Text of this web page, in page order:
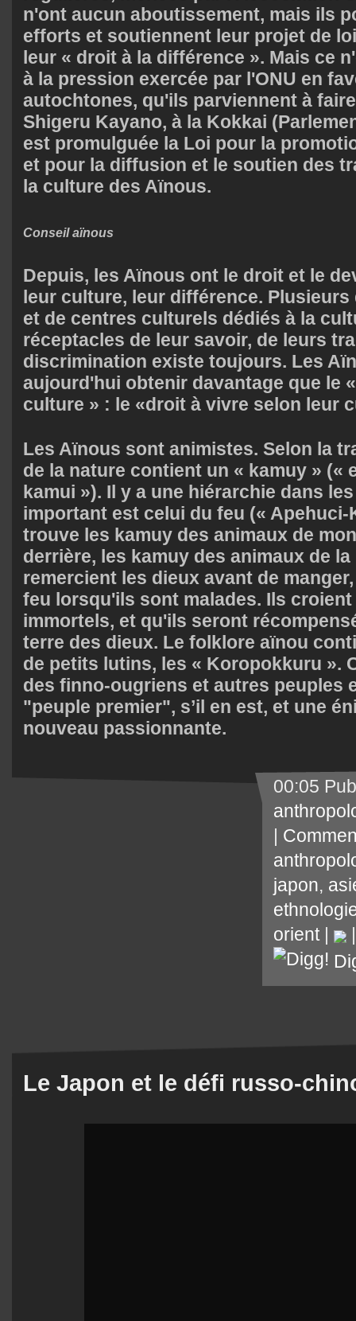
n'ont aucun aboutissement, mais ils
efforts et soutiennent leur projet de
leur « droit à la différence ». Mais ce
à la pression exercée par l'ONU en
autochtones, qu'ils parviennent à
Shigeru Kayano, à la Kokkai
est promulguée la Loi pour la
et pour la diffusion et le soutien des
la culture des Aïnous.
Conseil aïnous
Depuis, les Aïnous ont le droit et le
leur culture, leur différence.
et de centres culturels dédiés à la
réceptacles de leur savoir, de leurs
discrimination existe toujours. Les
aujourd'hui obtenir davantage que le
culture » : le «droit à vivre selon leur
Les Aïnous sont animistes. Selon la
de la nature contient un « kamuy » («
kamui »). Il y a une hiérarchie dans
important est celui du feu (« Apehuci-
trouve les kamuy des animaux de
derrière, les kamuy des animaux de
remercient les dieux avant de
feu lorsqu'ils sont malades. Ils
immortels, et qu'ils seront
terre des dieux. Le folklore aïnou
de petits lutins, les « Koropokkuru ».
des finno-ougriens et autres peuples
"peuple premier", s’il en est, et une
nouveau passionnante.
00:05
japon,
orient|
Le Japon et le défi russo-